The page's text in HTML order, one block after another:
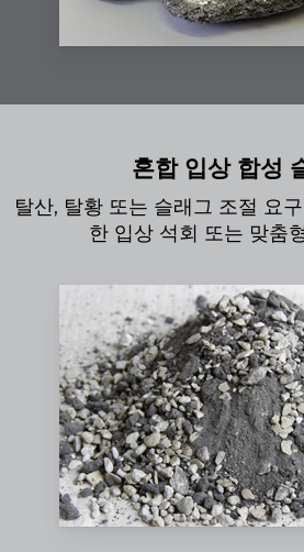
혼합 입상 합성
탈산, 탈황 또는 슬래그 조절 요
한 입상 석회 또는 맞춤